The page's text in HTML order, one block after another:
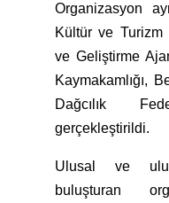
Organizasyon
Kültür ve Turizm
ve Geliştirme
Kaymakamlığı,
Dağcılık
gerçekleştirildi.
Ulusal ve
buluşturan